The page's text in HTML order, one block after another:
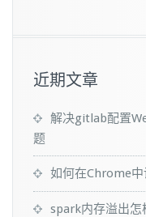
近期文章
解决gitlab配置
题
如何在Chrome
spark内存溢出怎